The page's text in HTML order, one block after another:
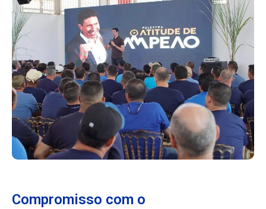
Compromisso com o